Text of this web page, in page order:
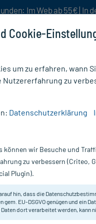
Im Web ab 55€ | In
Nur für kurze Zeit:Gratis-
cm,
Cookie-
um zu erfahren, wann
Nutzererfahrung zu
Datenschutzerklärung
können wir Besuche und
zu verbessern (Criteo,
Plugin).
hin, dass die
gem. EU-DSGVO genügen und ein
Daten dort verarbeitet werden, kann